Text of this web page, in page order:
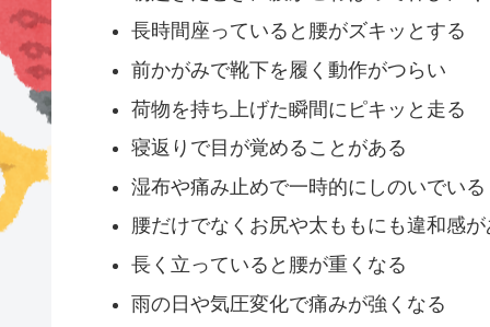
長時間座っていると腰がズキッとする
前かがみで靴下を履く動作がつらい
荷物を持ち上げた瞬間にピキッと走る
寝返りで目が覚めることがある
湿布や痛み止めで一時的にしのいでいる
腰だけでなくお尻や太ももにも違和感
長く立っていると腰が重くなる
雨の日や気圧変化で痛みが強くなる